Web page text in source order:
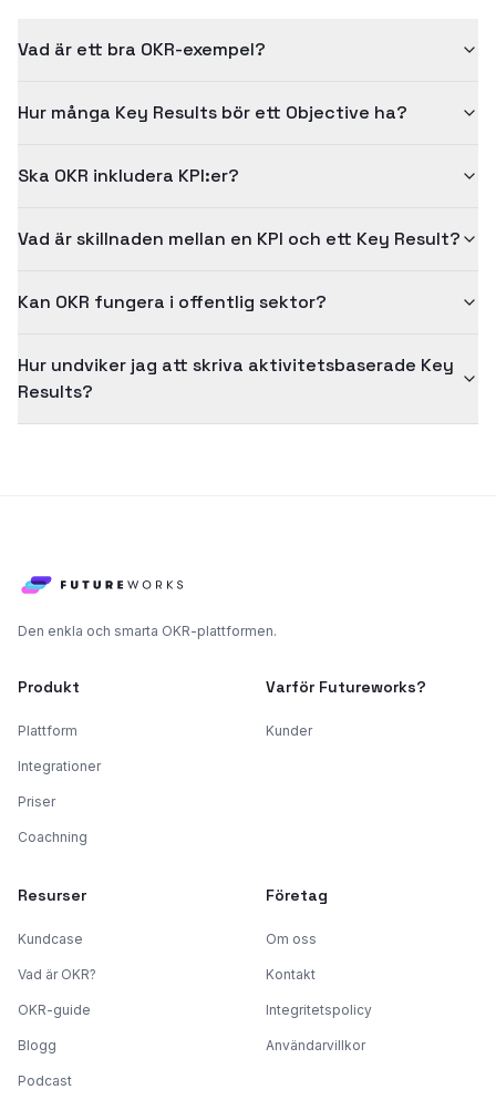
Vad är ett bra OKR-exempel?
Hur många Key Results bör ett Objective ha?
Ska OKR inkludera KPI:er?
Vad är skillnaden mellan en KPI och ett Key Result?
Kan OKR fungera i offentlig sektor?
Hur undviker jag att skriva aktivitetsbaserade Key
Results?
Den enkla och smarta OKR-plattformen.
Produkt
Plattform
Integrationer
Priser
Coachning
Varför Futureworks?
Kunder
Resurser
Kundcase
Vad är OKR?
OKR-guide
Blogg
Podcast
Företag
Om oss
Kontakt
Integritetspolicy
Användarvillkor